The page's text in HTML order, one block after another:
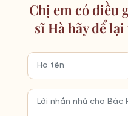
Chị em có điều
sĩ Hà hãy để